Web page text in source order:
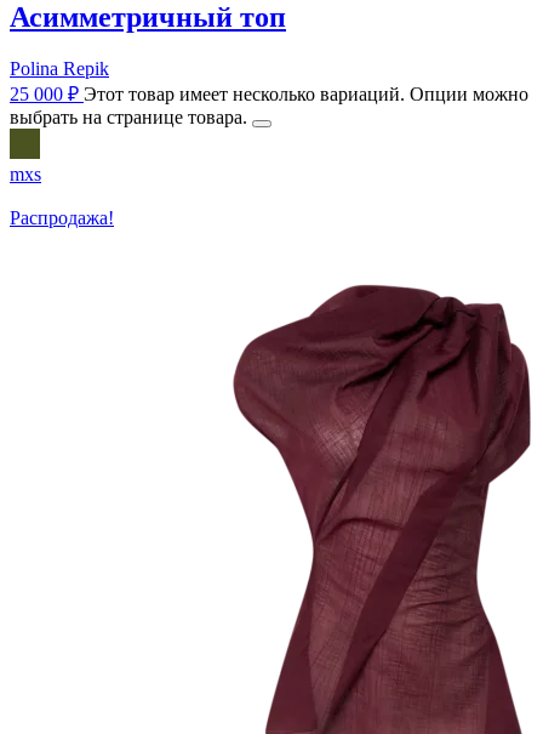
Асимметричный топ
Polina Repik
25 000 ₽ Этот товар имеет несколько вариаций. Опции можно
выбрать на странице товара.
mxs
Распродажа!